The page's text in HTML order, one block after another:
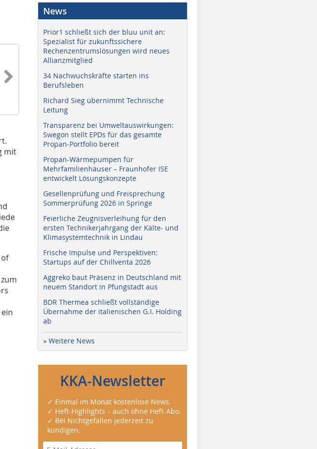
mit
News
Prior1 schließt sich der bluu unit an:
Spezialist für zukunftssichere
Rechenzentrumslösungen wird neues
Allianzmitglied
34 Nachwuchskräfte starten ins
Berufsleben
Richard Sieg übernimmt Technische
Leitung
Transparenz bei Umweltauswirkungen:
Swegon stellt EPDs für das gesamte
Propan-Portfolio bereit
Propan-Wärmepumpen für
Mehrfamilienhäuser – Fraunhofer ISE
entwickelt Lösungskonzepte
Gesellenprüfung und Freisprechung
Sommerprüfung 2026 in Springe
Feierliche Zeugnisverleihung für den
ersten Technikerjahrgang der Kälte- und
Klimasystemtechnik in Lindau
Frische Impulse und Perspektiven:
Startups auf der Chillventa 2026
Aggreko baut Präsenz in Deutschland mit
neuem Standort in Pfungstadt aus
BDR Thermea schließt vollständige
Übernahme der italienischen G.I. Holding
ab
» Weitere News
KKA-Newsletter
✓ Einmal im Monat kostenlose News.
✓ Heft-Highlights – auch ohne Heft-Abo.
✓ Bei Nichtgefallen jederzeit zu
kündigen.